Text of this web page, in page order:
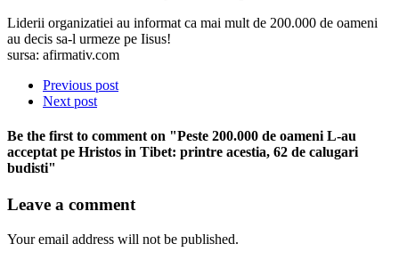
Liderii organizatiei au informat ca mai mult de 200.000 de oameni
au decis sa-l urmeze pe Iisus!
sursa: afirmativ.com
Previous post
Next post
Be the first to comment on "Peste 200.000 de oameni L-au
acceptat pe Hristos in Tibet: printre acestia, 62 de calugari
budisti"
Leave a comment
Your email address will not be published.